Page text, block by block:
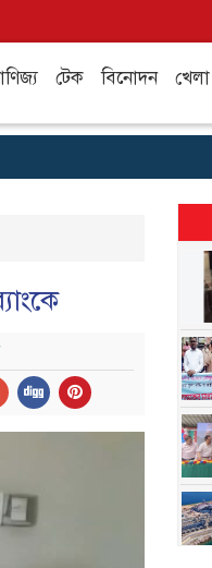
টেক বিনোদন খেলা